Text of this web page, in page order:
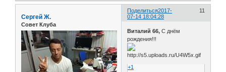
Поделиться 11
2017-
07-14 18:04:28
Сергей Ж.
Совет Клуба
Виталий 66, С днём
рождения!!!
+1